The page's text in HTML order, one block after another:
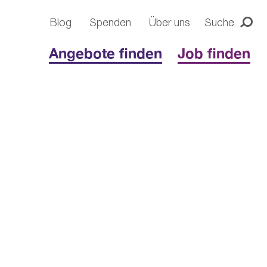
Blog Spenden Über uns Suche
Angebote finden Job finden